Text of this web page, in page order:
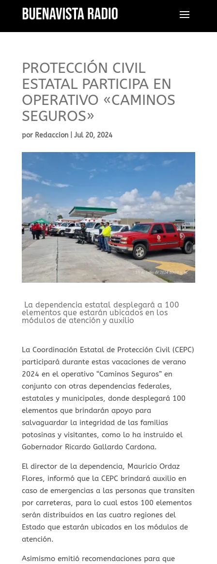
PROTECCIÓN CIVIL
ESTATAL PARTICIPA EN
OPERATIVO «CAMINOS
SEGUROS»
por Redaccion| Jul 20, 2024
La dependencia estatal desplegará a 100
elementos que estarán ubicados en los
módulos de atención y auxilio
La Coordinación Estatal de Protección Civil (CEPC)
participará durante estas vacaciones de verano
2024 en el operativo “Caminos Seguros” en
conjunto con otras dependencias federales,
estatales y municipales, donde desplegará 100
elementos que brindarán apoyo para
salvaguardar la integridad de las familias
potosinas y visitantes, como lo ha instruido el
Gobernador Ricardo Gallardo Cardona.
El director de la dependencia, Mauricio Ordaz
Flores, informó que la CEPC brindará auxilio en
caso de emergencias a las personas que transiten
por carreteras, para lo cual estos 100 elementos
serán distribuidos en las cuatro regiones del
Estado que estarán ubicados en los módulos de
atención.
Asimismo emitió recomendaciones para que